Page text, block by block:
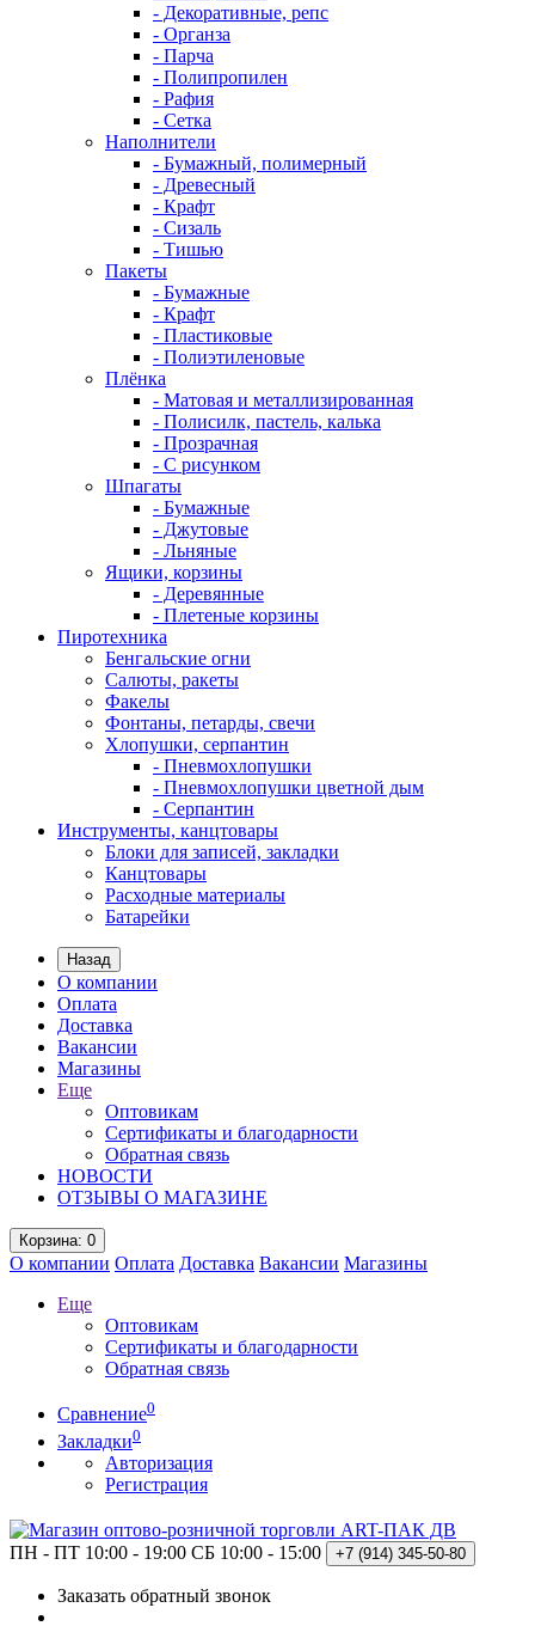
- Декоративные, репс
- Органза
- Парча
- Полипропилен
- Рафия
- Сетка
Наполнители
- Бумажный, полимерный
- Древесный
- Крафт
- Сизаль
- Тишью
Пакеты
- Бумажные
- Крафт
- Пластиковые
- Полиэтиленовые
Плёнка
- Матовая и металлизированная
- Полисилк, пастель, калька
- Прозрачная
- С рисунком
Шпагаты
- Бумажные
- Джутовые
- Льняные
Ящики, корзины
- Деревянные
- Плетеные корзины
Пиротехника
Бенгальские огни
Салюты, ракеты
Факелы
Фонтаны, петарды, свечи
Хлопушки, серпантин
- Пневмохлопушки
- Пневмохлопушки цветной дым
- Серпантин
Инструменты, канцтовары
Блоки для записей, закладки
Канцтовары
Расходные материалы
Батарейки
Назад
О компании
Оплата
Доставка
Вакансии
Магазины
Еще
Оптовикам
Сертификаты и благодарности
Обратная связь
НОВОСТИ
ОТЗЫВЫ О МАГАЗИНЕ
Корзина: 0
О компании Оплата Доставка Вакансии Магазины
Еще
Оптовикам
Сертификаты и благодарности
Обратная связь
Сравнение0
Закладки0
Авторизация
Регистрация
ПН - ПТ 10:00 - 19:00 СБ 10:00 - 15:00 +7 (914) 345-50-80
Заказать обратный звонок